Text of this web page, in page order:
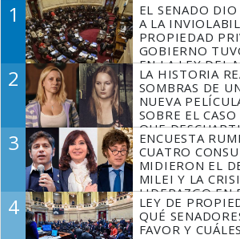
1
EL SENADO
A LA
PROPIEDAD
GOBIERNO
EN LA LEY DEL
FUEGO
2
LA HISTORIA
SOMBRAS DE
NUEVA
SOBRE EL
QUE
MARIDO
3
ENCUESTA
CUATRO
MIDIERON EL
MILEI Y LA
LIDERAZGO EN
4
LEY DE
QUÉ
FAVOR Y